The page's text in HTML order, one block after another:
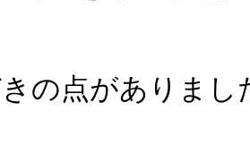
の点がありまし